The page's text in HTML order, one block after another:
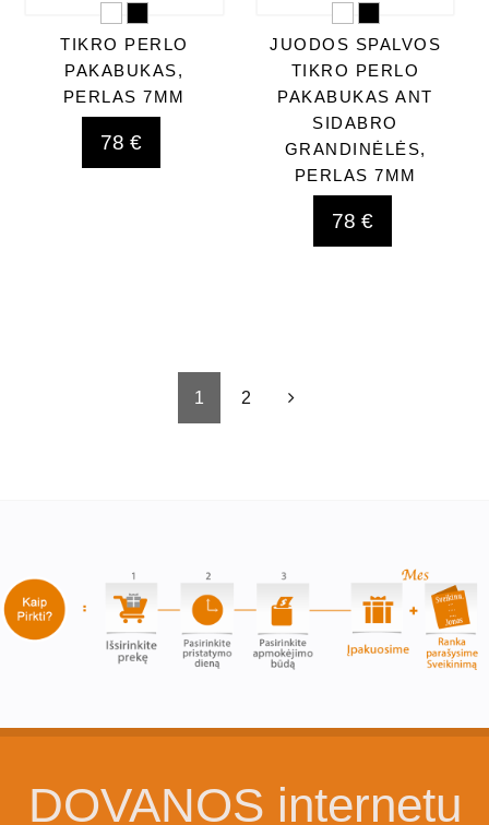
TIKRO PERLO
PAKABUKAS,
PERLAS 7MM
78 €
JUODOS SPALVOS
TIKRO PERLO
PAKABUKAS ANT
SIDABRO
GRANDINĖLĖS,
PERLAS 7MM
78 €
1 2
DOVANOS internetu